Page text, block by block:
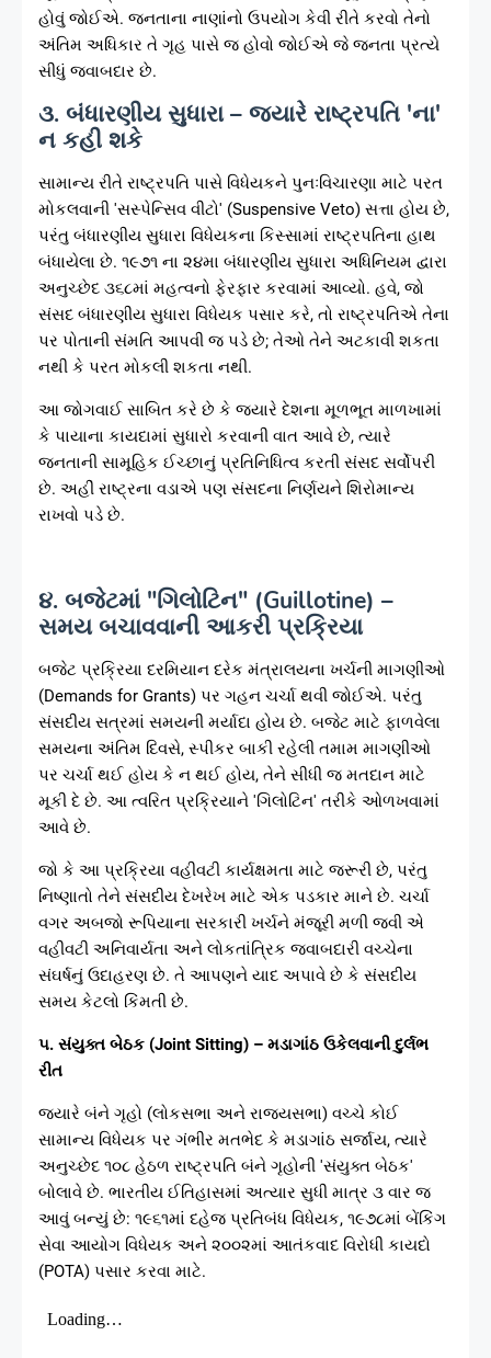
હોવું જોઈએ. જનતાના નાણાંનો ઉપયોગ કેવી રીતે કરવો તેનો
અંતિમ અધિકાર તે ગૃહ પાસે જ હોવો જોઈએ જે જનતા પ્રત્યે
સીધું જવાબદાર છે.
૩. બંધારણીય સુધારા – જ્યારે રાષ્ટ્રપતિ 'ના'
ન કહી શકે
સામાન્ય રીતે રાષ્ટ્રપતિ પાસે વિધેયકને પુનઃવિચારણા માટે પરત
મોકલવાની 'સસ્પેન્સિવ વીટો' (Suspensive Veto) સત્તા હોય છે,
પરંતુ બંધારણીય સુધારા વિધેયકના કિસ્સામાં રાષ્ટ્રપતિના હાથ
બંધાયેલા છે. ૧૯૭૧ ના ૨૪મા બંધારણીય સુધારા અધિનિયમ દ્વારા
અનુચ્છેદ ૩૬૮માં મહત્વનો ફેરફાર કરવામાં આવ્યો. હવે, જો
સંસદ બંધારણીય સુધારા વિધેયક પસાર કરે, તો રાષ્ટ્રપતિએ તેના
પર પોતાની સંમતિ આપવી જ પડે છે; તેઓ તેને અટકાવી શકતા
નથી કે પરત મોકલી શકતા નથી.
આ જોગવાઈ સાબિત કરે છે કે જ્યારે દેશના મૂળભૂત માળખામાં
કે પાયાના કાયદામાં સુધારો કરવાની વાત આવે છે, ત્યારે
જનતાની સામૂહિક ઈચ્છાનું પ્રતિનિધિત્વ કરતી સંસદ સર્વોપરી
છે. અહીં રાષ્ટ્રના વડાએ પણ સંસદના નિર્ણયને શિરોમાન્ય
રાખવો પડે છે.
૪. બજેટમાં "ગિલોટિન" (Guillotine) –
સમય બચાવવાની આકરી પ્રક્રિયા
બજેટ પ્રક્રિયા દરમિયાન દરેક મંત્રાલયના ખર્ચની માગણીઓ
(Demands for Grants) પર ગહન ચર્ચા થવી જોઈએ. પરંતુ
સંસદીય સત્રમાં સમયની મર્યાદા હોય છે. બજેટ માટે ફાળવેલા
સમયના અંતિમ દિવસે, સ્પીકર બાકી રહેલી તમામ માગણીઓ
પર ચર્ચા થઈ હોય કે ન થઈ હોય, તેને સીધી જ મતદાન માટે
મૂકી દે છે. આ ત્વરિત પ્રક્રિયાને 'ગિલોટિન' તરીકે ઓળખવામાં
આવે છે.
જો કે આ પ્રક્રિયા વહીવટી કાર્યક્ષમતા માટે જરૂરી છે, પરંતુ
નિષ્ણાતો તેને સંસદીય દેખરેખ માટે એક પડકાર માને છે. ચર્ચા
વગર અબજો રૂપિયાના સરકારી ખર્ચને મંજૂરી મળી જવી એ
વહીવટી અનિવાર્યતા અને લોકતાંત્રિક જવાબદારી વચ્ચેના
સંઘર્ષનું ઉદાહરણ છે. તે આપણને યાદ અપાવે છે કે સંસદીય
સમય કેટલો કિંમતી છે.
૫. સંયુક્ત બેઠક (Joint Sitting) – મડાગાંઠ ઉકેલવાની દુર્લભ
રીત
જ્યારે બંને ગૃહો (લોકસભા અને રાજ્યસભા) વચ્ચે કોઈ
સામાન્ય વિધેયક પર ગંભીર મતભેદ કે મડાગાંઠ સર્જાય, ત્યારે
અનુચ્છેદ ૧૦૮ હેઠળ રાષ્ટ્રપતિ બંને ગૃહોની 'સંયુક્ત બેઠક'
બોલાવે છે. ભારતીય ઈતિહાસમાં અત્યાર સુધી માત્ર ૩ વાર જ
આવું બન્યું છે: ૧૯૬૧માં દહેજ પ્રતિબંધ વિધેયક, ૧૯૭૮માં બેંકિંગ
સેવા આયોગ વિધેયક અને ૨૦૦૨માં આતંકવાદ વિરોધી કાયદો
(POTA) પસાર કરવા માટે.